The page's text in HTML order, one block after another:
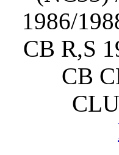
1986/
CB R,S
CB